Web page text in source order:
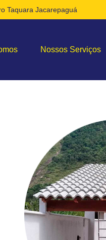
Taquara Jacarepaguá
Nossos Serviços